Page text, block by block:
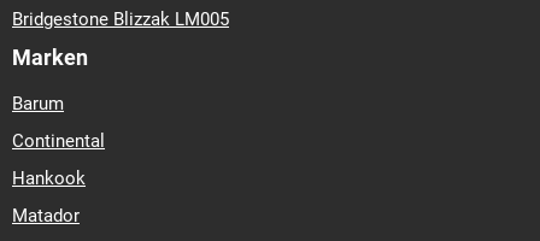
Bridgestone Blizzak LM005
Marken
Barum
Continental
Hankook
Matador